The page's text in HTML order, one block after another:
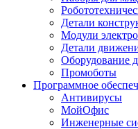
Детали
Модули
Детали
Оборудование
Промоботы
Программное
Антивирусы
МойОфис
Инженерные